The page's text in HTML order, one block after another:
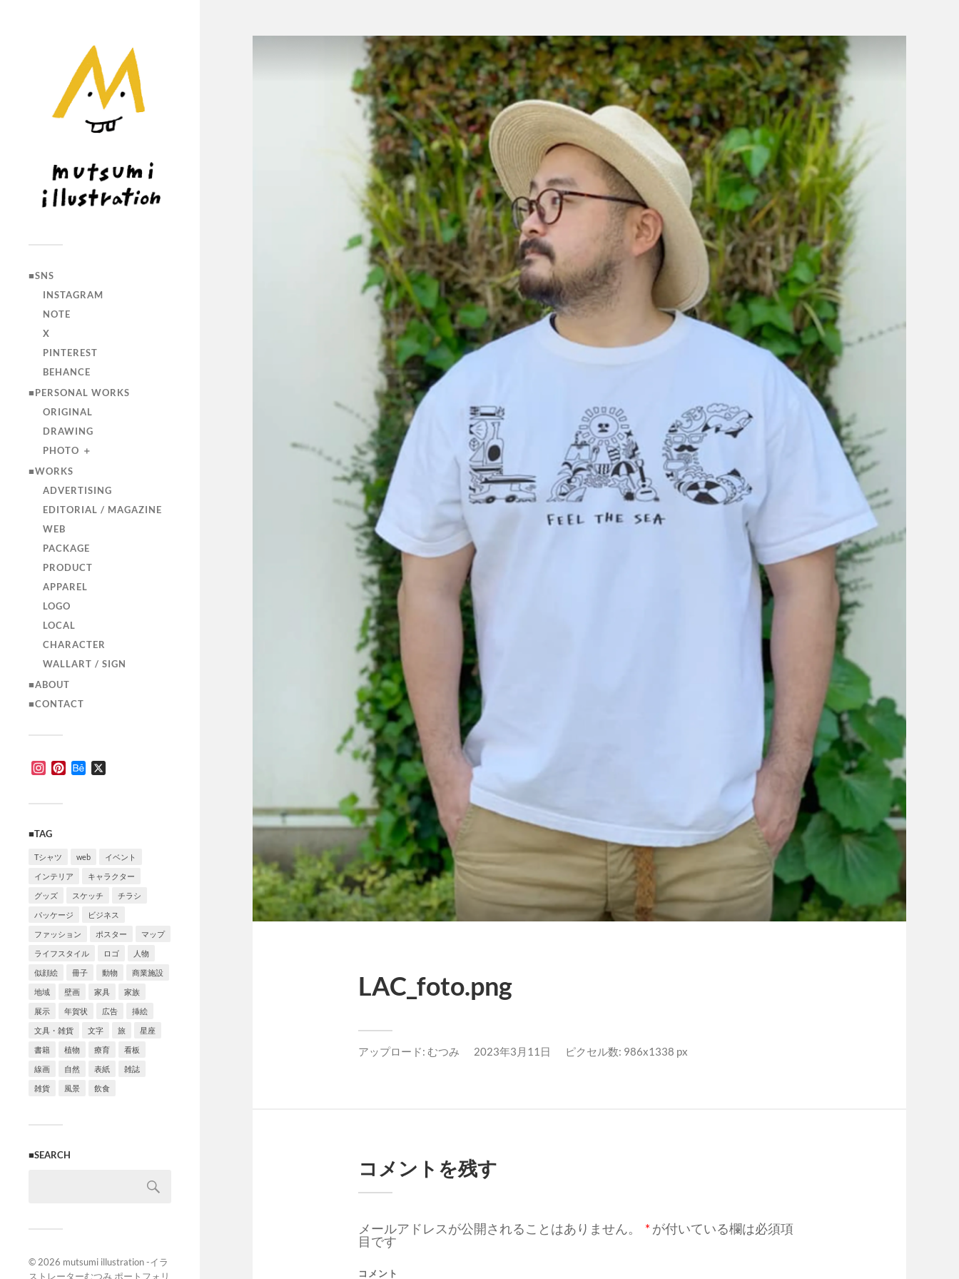
■SNS
INSTAGRAM
NOTE
X
PINTEREST
BEHANCE
■PERSONAL WORKS
ORIGINAL
DRAWING
PHOTO ＋
■WORKS
ADVERTISING
EDITORIAL / MAGAZINE
WEB
PACKAGE
PRODUCT
APPAREL
LOGO
LOCAL
CHARACTER
WALLART / SIGN
■ABOUT
■CONTACT
Instagram
PinterestBehance
■TAG
Tシャツ web イベント
インテリア キャラクター
グッズ スケッチ チラシ
パッケージ ビジネス
ファッション ポスター マップ
ライフスタイル ロゴ 人物
似顔絵 冊子 動物 商業施設
地域 壁画 家具 家族
展示 年賀状 広告 挿絵
文具・雑貨 文字 旅 星座
書籍 植物 療育 看板
線画 自然 表紙 雑誌
雑貨 風景 飲食
■SEARCH
© 2026 mutsumi illustration -イラ
ストレーターむつみ ポートフォリ
LAC_foto.png
アップロード: むつみ 2023年3月11日 ピクセル数: 986x1338 px
コメントを残す
メールアドレスが公開されることはありません。 *が付いている欄は必須項
目です
コメント